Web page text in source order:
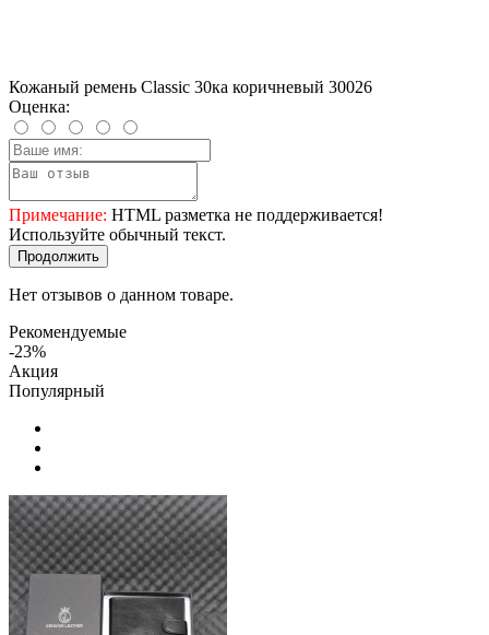
Кожаный ремень Classic 30ка коричневый 30026
Оценка:
Примечание: HTML разметка не поддерживается!
Используйте обычный текст.
Продолжить
Нет отзывов о данном товаре.
Рекомендуемые
-23%
Акция
Популярный